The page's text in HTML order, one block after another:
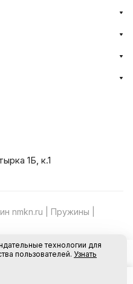
1Б, к.1
nmkn.ru | Пружины |
Оферта
технологии для
пользователей. Узнать